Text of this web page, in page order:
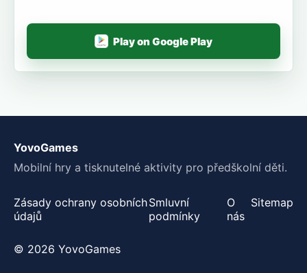
Play on Google Play
YovoGames
Mobilní hry a tisknutelné aktivity pro předškolní děti.
Zásady ochrany osobních
údajů
Smluvní
podmínky
O
nás
Sitemap
© 2026 YovoGames